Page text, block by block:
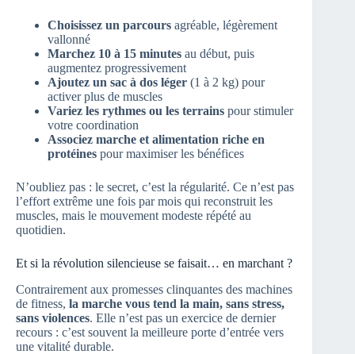
Choisissez un parcours agréable, légèrement
vallonné
Marchez 10 à 15 minutes au début, puis
augmentez progressivement
Ajoutez un sac à dos léger (1 à 2 kg) pour
activer plus de muscles
Variez les rythmes ou les terrains pour stimuler
votre coordination
Associez marche et alimentation riche en
protéines pour maximiser les bénéfices
N’oubliez pas : le secret, c’est la régularité. Ce n’est pas
l’effort extrême une fois par mois qui reconstruit les
muscles, mais le mouvement modeste répété au
quotidien.
Et si la révolution silencieuse se faisait… en marchant ?
Contrairement aux promesses clinquantes des machines
de fitness, la marche vous tend la main, sans stress,
sans violences. Elle n’est pas un exercice de dernier
recours : c’est souvent la meilleure porte d’entrée vers
une vitalité durable.